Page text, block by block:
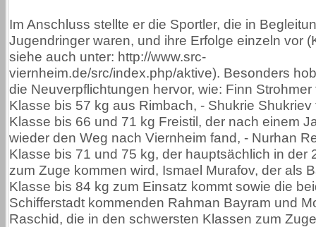
Im Anschluss stellte er die Sportler, die in
Jugendringer waren, und ihre Erfolge einzeln vor
siehe auch unter: http://www.src-
viernheim.de/src/index.php/aktive). Besonders
die Neuverpflichtungen hervor, wie: Finn Strohmer
Klasse bis 57 kg aus Rimbach, - Shukrie Shukriev
Klasse bis 66 und 71 kg Freistil, der nach einem
wieder den Weg nach Viernheim fand, - Nurhan
Klasse bis 71 und 75 kg, der hauptsächlich in der
zum Zuge kommen wird, Ismael Murafov, der als
Klasse bis 84 kg zum Einsatz kommt sowie die
Schifferstadt kommenden Rahman Bayram und
Raschid, die in den schwersten Klassen zum